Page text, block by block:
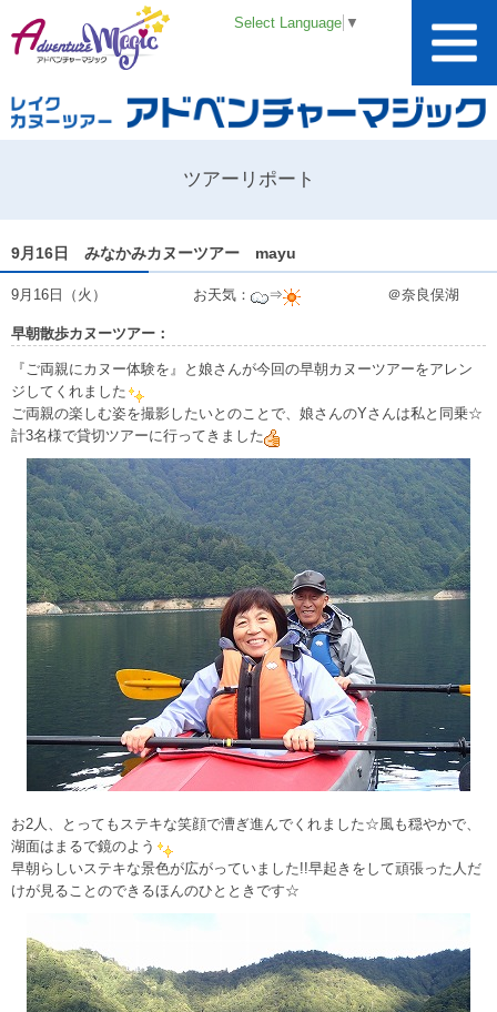
Select Language ▼
ツアーリポート
9月16日 みなかみカヌーツアー mayu
9月16日（火） お天気： ⇒ ＠奈良俣湖
早朝散歩カヌーツアー：
『ご両親にカヌー体験を』と娘さんが今回の早朝カヌーツアーをアレン
ジしてくれました
ご両親の楽しむ姿を撮影したいとのことで、娘さんのYさんは私と同乗☆
計3名様で貸切ツアーに行ってきました
お2人、とってもステキな笑顔で漕ぎ進んでくれました☆風も穏やかで、
湖面はまるで鏡のよう
早朝らしいステキな景色が広がっていました!!早起きをして頑張った人だ
けが見ることのできるほんのひとときです☆